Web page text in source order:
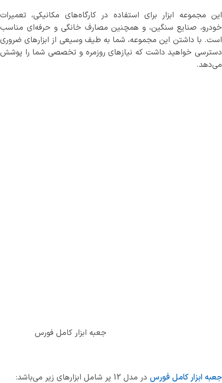
این مجموعه ابزار برای استفاده در کارگاه‌های مکانیکی، تعمیرات
خودرو، صنایع سنگین، و همچنین مصارف خانگی و حرفه‌ای مناسب
است. با داشتن این مجموعه، شما به طیف وسیعی از ابزارهای ضروری
دسترسی خواهید داشت که نیازهای روزمره و تخصصی شما را پوشش
می‌دهد.
جعبه ابزار کامل فورس
جعبه ابزار کامل فورس در مدل 12 پر شامل ابزارهای زیر می‌باشد: